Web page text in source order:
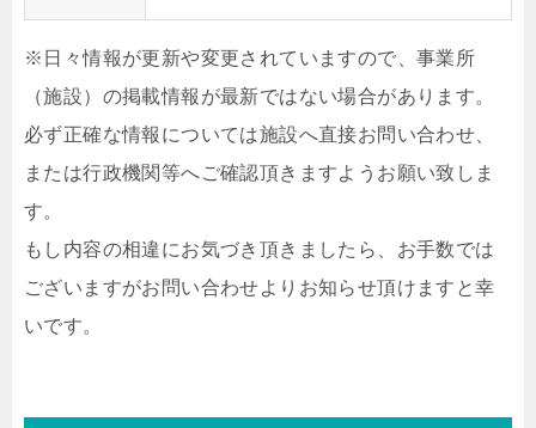
※日々情報が更新や変更されていますので、事業所
（施設）の掲載情報が最新ではない場合があります。
必ず正確な情報については施設へ直接お問い合わせ、
または行政機関等へご確認頂きますようお願い致しま
す。
もし内容の相違にお気づき頂きましたら、お手数では
ございますがお問い合わせよりお知らせ頂けますと幸
いです。